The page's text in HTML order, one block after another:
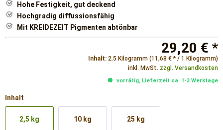
Hohe Festigkeit, gut deckend
Hochgradig diffussionsfähig
Mit KREIDEZEIT Pigmenten abtönbar
29,20 € *
Inhalt: 2.5 Kilogramm (11,68 € * / 1 Kilogramm)
inkl. MwSt. zzgl. Versandkosten
vorrätig, Lieferzeit ca. 1-3 Werktage
Inhalt
2,5 kg 10 kg 25 kg